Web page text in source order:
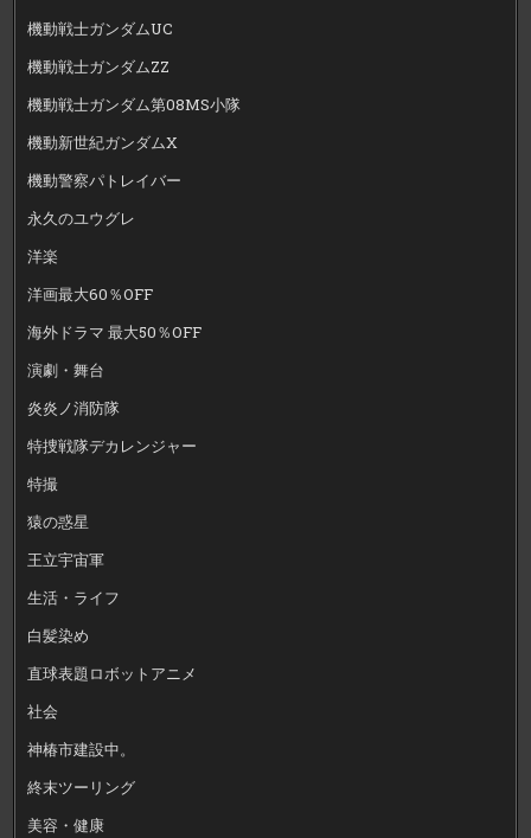
機動戦士ガンダムUC
機動戦士ガンダムZZ
機動戦士ガンダム第08MS小隊
機動新世紀ガンダムX
機動警察パトレイバー
永久のユウグレ
洋楽
洋画最大60％OFF
海外ドラマ 最大50％OFF
演劇・舞台
炎炎ノ消防隊
特捜戦隊デカレンジャー
特撮
猿の惑星
王立宇宙軍
生活・ライフ
白髪染め
直球表題ロボットアニメ
社会
神椿市建設中。
終末ツーリング
美容・健康